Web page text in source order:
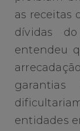
as receitas
dívidas
entendeu
entidades